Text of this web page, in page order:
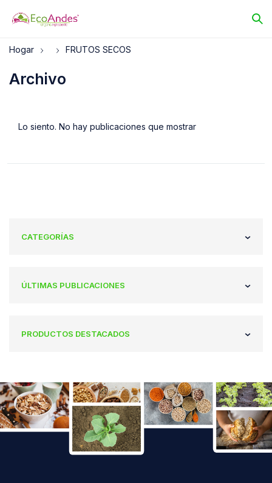
Archivo
Hogar FRUTOS SECOS
Lo siento. No hay publicaciones que mostrar
CATEGORÍAS
ÚLTIMAS PUBLICACIONES
PRODUCTOS DESTACADOS